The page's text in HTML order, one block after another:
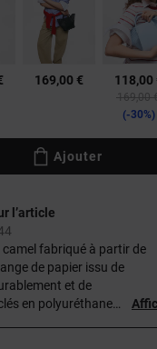
169,00 € 118,00
Price
169,00
-30%
Ajouter
l’article
fabriqué à partir de
de papier issu de
et de
en polyuréthane